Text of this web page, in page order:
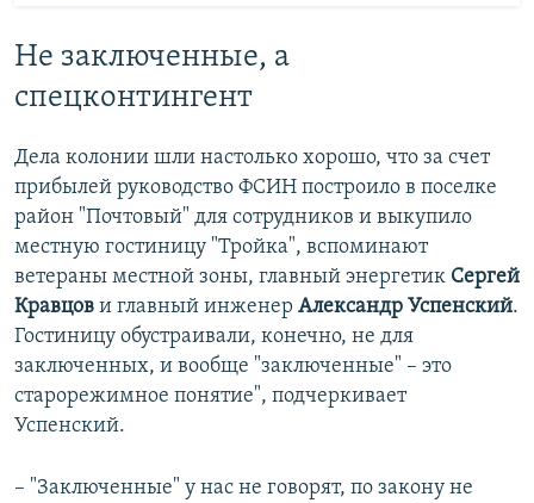
Не заключенные, а
спецконтингент
Дела колонии шли настолько хорошо, что за счет
прибылей руководство ФСИН построило в поселке
район "Почтовый" для сотрудников и выкупило
местную гостиницу "Тройка", вспоминают
ветераны местной зоны, главный энергетик Сергей
Кравцов и главный инженер Александр Успенский.
Гостиницу обустраивали, конечно, не для
заключенных, и вообще "заключенные" – это
старорежимное понятие", подчеркивает
Успенский.
– "Заключенные" у нас не говорят, по закону не